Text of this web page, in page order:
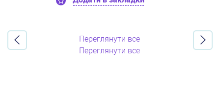
Переглянути все
Переглянути все